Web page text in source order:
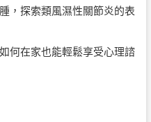
，探索類風濕性關節炎的表
何在家也能輕鬆享受心理諮